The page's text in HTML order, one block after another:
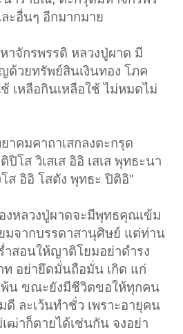
ะอื่นๆ อีกมากมาย
าจักรพรรดิ หลวงปู่ผาด มี
วยทรัพย์สินเงินทอง โภค
เหลือกินเหลือใช้ ไม่หมดไม่
าคมคาถาเสกลงตะกรุด
โส วิเสเส อิอิ เสเส พุทธะนา
ส อิอิ โสตัง พุทธะ ปิติอิ"
งหลวงปู่ผาดจะมีพุทธคุณเข้ม
มจากบรรดาสานุศิษย์ แต่ท่าน
ำสอนให้ญาติโยมอย่าดำรง
อย่ายึดมั่นถือมั่น เกิด แก่
พ้น ขณะยังมีชีวิตขอให้ทุกคน
ละเว้นทำชั่ว เพราะอายุคน
ฒ่าก็ตายได้เช่นกัน จงอย่า